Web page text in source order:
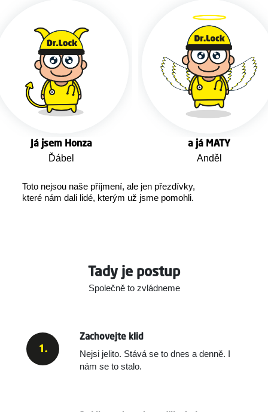
Já jsem Honza
Ďábel
a já MATY
Anděl
Toto nejsou naše příjmení, ale jen přezdívky,
které nám dali lidé, kterým už jsme pomohli.
Tady je postup
Společně to zvládneme
Zachovejte klid
Nejsi jelito. Stává se to dnes a denně.
nám se to stalo.